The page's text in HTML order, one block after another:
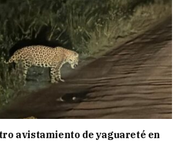
avistamiento de yaguareté en